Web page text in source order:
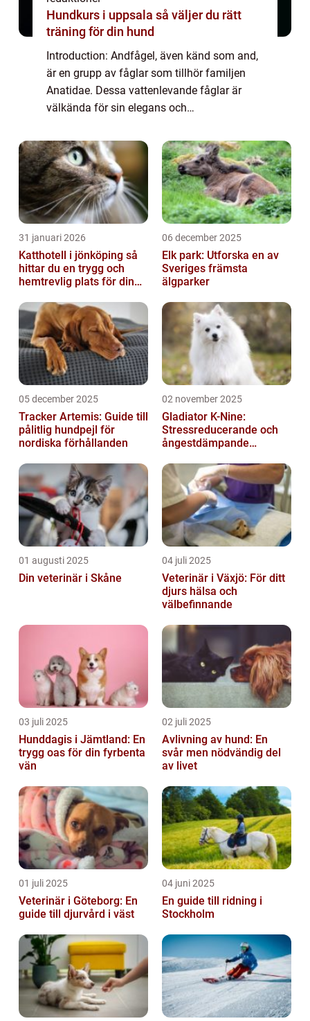
Hundkurs i uppsala så väljer du rätt
träning för din hund
Introduction: Andfågel, även känd som and,
är en grupp av fåglar som tillhör familjen
Anatidae. Dessa vattenlevande fåglar är
välkända för sin elegans och
såväl på land som i vatten. I denna artikel
kommer vi ...
31 januari 2026
Katthotell i jönköping så
hittar du en trygg och
hemtrevlig plats för din
06 december 2025
Elk park: Utforska en av
Sveriges främsta
älgparker
05 december 2025
Tracker Artemis: Guide till
pålitlig hundpejl för
nordiska förhållanden
02 november 2025
Gladiator K-Nine:
Stressreducerande och
ångestdämpande
01 augusti 2025
Din veterinär i Skåne
04 juli 2025
Veterinär i Växjö: För ditt
djurs hälsa och
välbefinnande
03 juli 2025
Hunddagis i Jämtland: En
trygg oas för din fyrbenta
vän
02 juli 2025
Avlivning av hund: En
svår men nödvändig del
av livet
01 juli 2025
Veterinär i Göteborg: En
guide till djurvård i väst
04 juni 2025
En guide till ridning i
Stockholm